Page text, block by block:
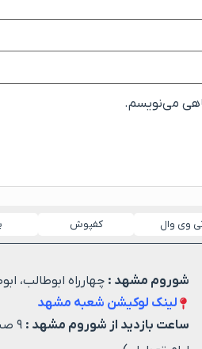
می‌نویسم.
وی وال کفپوش
شوروم مشهد : چهارراه ابوطالب، ابوطالب ۱، نبش
لینک لوکیشن شعبه مشهد
ساعت بازدید از شوروم مشهد :